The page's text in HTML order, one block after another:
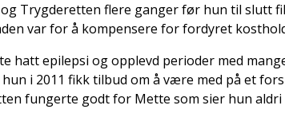
og Trygderetten flere ganger før hun til slutt
var for å kompensere for fordyret
hatt epilepsi og opplevd perioder med
i 2011 fikk tilbud om å være med på et
fungerte godt for Mette som sier hun